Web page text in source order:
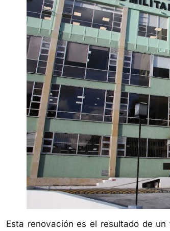
Esta renovación es el resultado de un